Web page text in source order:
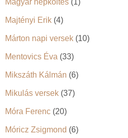
Majtényi Erik (4)
Márton napi versek (10)
Mentovics Éva (33)
Mikszáth Kálmán (6)
Mikulás versek (37)
Móra Ferenc (20)
Móricz Zsigmond (6)